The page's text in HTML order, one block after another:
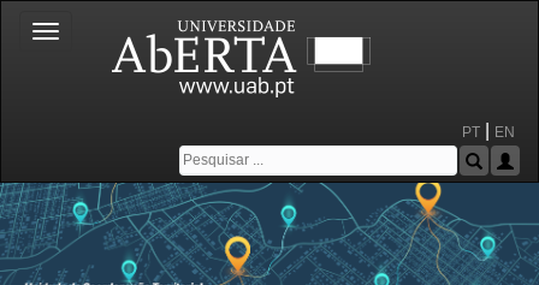
Toggle
navigation
PT EN